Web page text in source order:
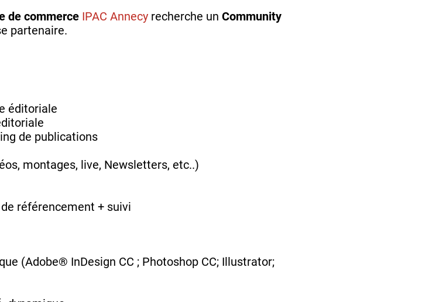
de commerce IPAC Annecy recherche un Community
partenaire.
éditoriale
de publications
montages, live, Newsletters, etc..)
référencement + suivi
(Adobe® InDesign CC ; Photoshop CC; Illustrator;